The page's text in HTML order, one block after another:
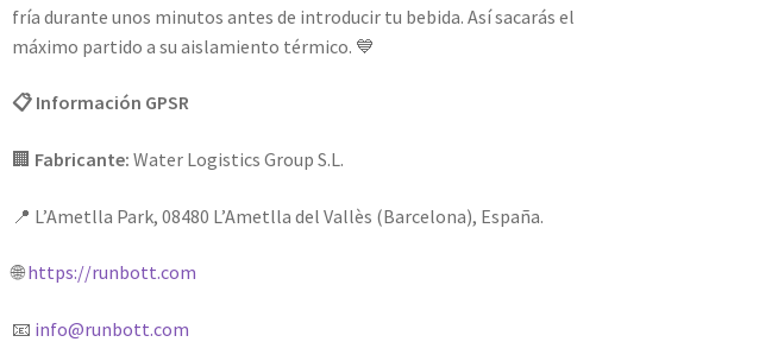
fría durante unos minutos antes de introducir tu bebida. Así sacarás el
máximo partido a su aislamiento térmico. 💙
📋 Información GPSR
🏢 Fabricante: Water Logistics Group S.L.
📍 L’Ametlla Park, 08480 L’Ametlla del Vallès (Barcelona), España.
🌐https://runbott.com
📧 info@runbott.com